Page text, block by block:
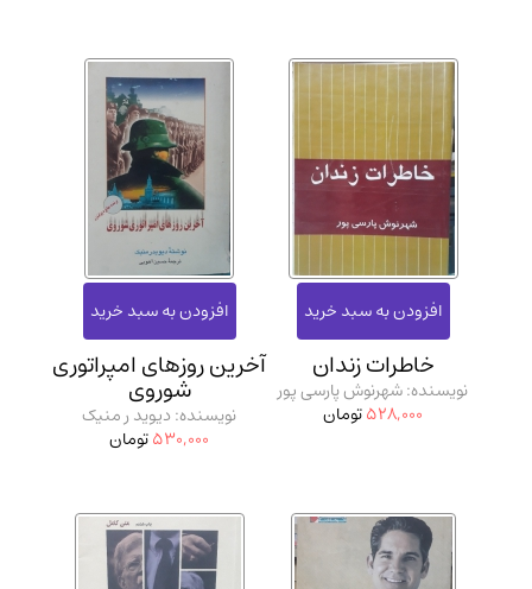
خاطرات زندان
نویسنده: شهرنوش پارسی پور
528,000تومان
آخرین روزهای امپراتوری
شوروی
نویسنده: دیوید ر منیک
530,000تومان